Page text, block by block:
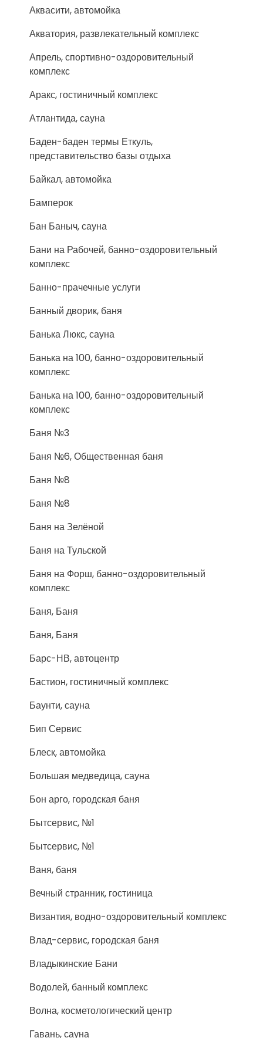
Аквасити, автомойка
Акватория, развлекательный комплекс
Апрель, спортивно-оздоровительный
комплекс
Аракс, гостиничный комплекс
Атлантида, сауна
Баден-баден термы Еткуль,
представительство базы отдыха
Байкал, автомойка
Бамперок
Бан Баныч, сауна
Бани на Рабочей, банно-оздоровительный
комплекс
Банно-прачечные услуги
Банный дворик, баня
Банька Люкс, сауна
Банька на 100, банно-оздоровительный
комплекс
Банька на 100, банно-оздоровительный
комплекс
Баня №3
Баня №6, Общественная баня
Баня №8
Баня №8
Баня на Зелёной
Баня на Тульской
Баня на Форш, банно-оздоровительный
комплекс
Баня, Баня
Баня, Баня
Барс-НВ, автоцентр
Бастион, гостиничный комплекс
Баунти, сауна
Бип Сервис
Блеск, автомойка
Большая медведица, сауна
Бон арго, городская баня
Бытсервис, №1
Бытсервис, №1
Ваня, баня
Вечный странник, гостиница
Византия, водно-оздоровительный комплекс
Влад-сервис, городская баня
Владыкинские Бани
Водолей, банный комплекс
Волна, косметологический центр
Гавань, сауна